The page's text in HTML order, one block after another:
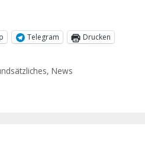
Telegram Drucken
,News